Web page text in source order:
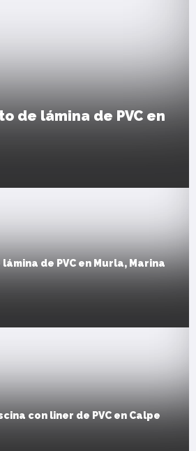
de lámina de PVC en
de PVC en Murla, Marina
con liner de PVC en Calpe